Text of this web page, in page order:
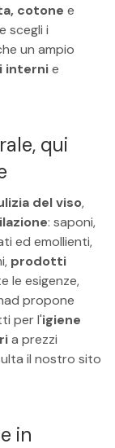
cotone e
scegli i
un ampio
internie
qui
del viso,
: saponi,
ed emollienti,
prodotti
le esigenze,
propone
per l'igiene
a prezzi
il nostro sito
in